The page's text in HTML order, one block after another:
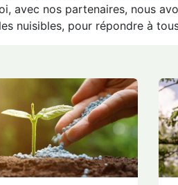
avec nos partenaires, nous
nuisibles, pour répondre à